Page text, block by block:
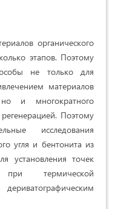
органического
этапов. Поэтому
не только для
материалов
и многократного
Поэтому
исследования
угля и бентонита из
установления точек
при термической